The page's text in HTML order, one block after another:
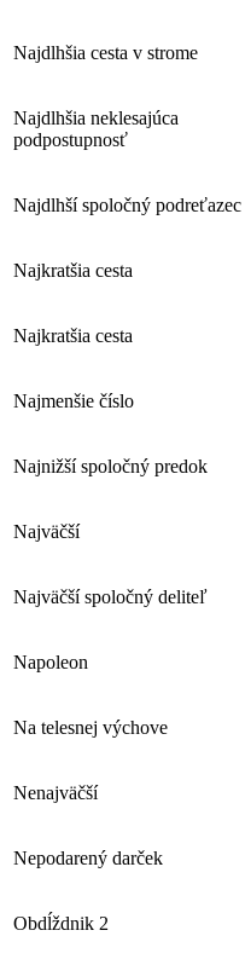
Najdlhšia cesta v strome
Najdlhšia neklesajúca
podpostupnosť
Najdlhší spoločný podreťazec
Najkratšia cesta
Najkratšia cesta
Najmenšie číslo
Najnižší spoločný predok
Najväčší
Najväčší spoločný deliteľ
Napoleon
Na telesnej výchove
Nenajväčší
Nepodarený darček
Obdĺždnik 2